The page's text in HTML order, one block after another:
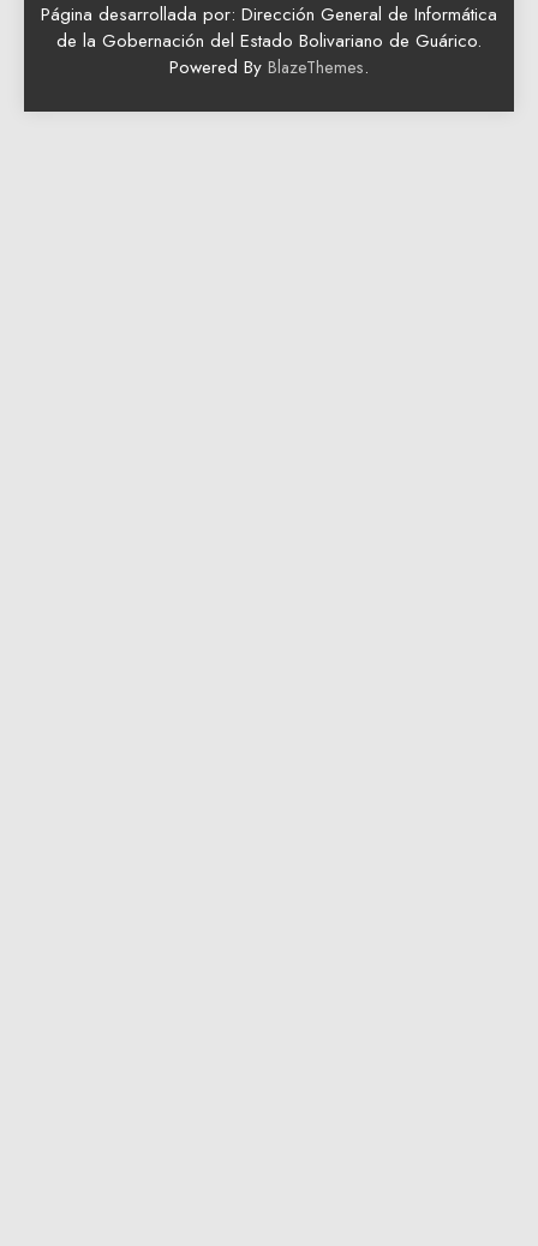
Página desarrollada por: Dirección General de Informática
de la Gobernación del Estado Bolivariano de Guárico.
Powered By BlazeThemes.